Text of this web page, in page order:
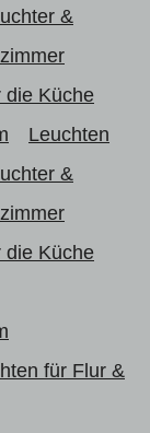
&
die Küche
Leuchten
&
die Küche
für Flur &